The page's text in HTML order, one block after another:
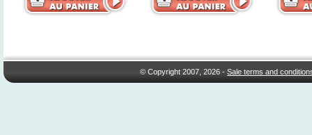
© Copyright 2007, 2026 -Sale terms and